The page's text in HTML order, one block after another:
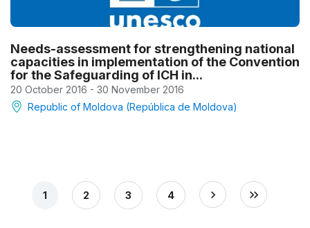
Needs-assessment for strengthening national
capacities in implementation of the Convention
for the Safeguarding of ICH in...
20 October 2016 - 30 November 2016
Republic of Moldova (República de Moldova)
1 2 3 4